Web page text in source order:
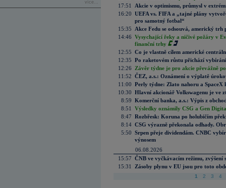
více...
17:51
Akcie v optimismu, průmysl v
16:20 UEFA vs. FIFA a „tajné plány
pro samotný fotbal“
15:35
Akce Fedu se odsouvá, americký
14:46 Vysychající řeky a ničivé požáry v
finanční trhy
12:55 Co je vlastně cílem americké
12:35 Po raketovém růstu přichází
12:26
Závěr týdne je pro akcie převážně
11:52 ČEZ, a.s.: Oznámení o výplatě
11:00 Perly týdne: Zlato nahoru a SpaceX
10:30 Hlavní akcionář Volkswagenu je ve
8:59 Komerční banka, a.s.: Výpis z
8:51
Výsledky oznámily CSG a Gen
8:47 Rozbřesk: Koruna po holubičím
8:14 CSG výrazně překonala odhady.
5:50 Srpen přeje dividendám. CNBC
výnosem
06.08.2026
15:57 ČNB ve vyčkávacím režimu, zvýšení
15:31
Zásoby plynu v EU jsou pro toto
1 2 3 4